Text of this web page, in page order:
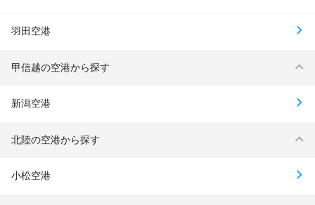
羽田空港
甲信越の空港から探す
新潟空港
北陸の空港から探す
小松空港